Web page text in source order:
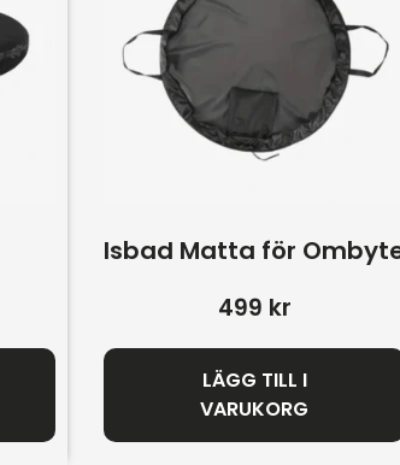
Isbad Matta för
499 kr
LÄGG TILL I
VARUKORG